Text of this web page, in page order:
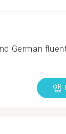
German
앱